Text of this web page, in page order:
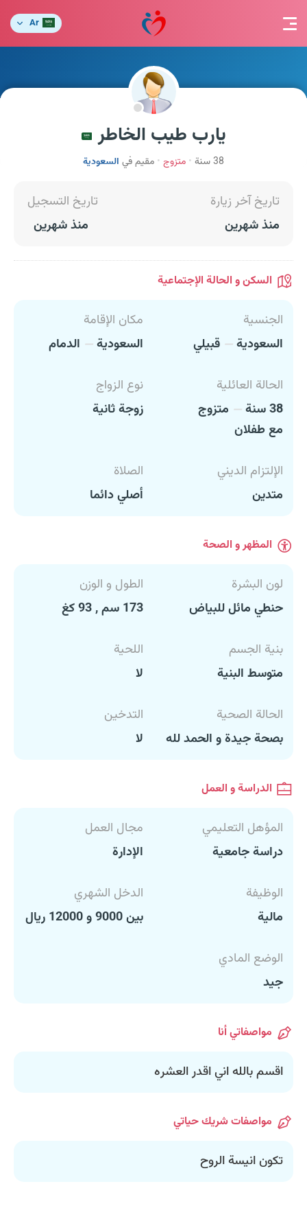
Ar
يارب طيب الخاطر
38 سنة متزوج مقيم في السعودية
تاريخ آخر زيارة
منذ شهرين
تاريخ التسجيل
منذ شهرين
السكن و الحالة الإجتماعية
الجنسية
السعودية
قبيلي
مكان الإقامة
السعودية
الدمام
الحالة العائلية
38 سنة
متزوج
مع طفلان
نوع الزواج
زوجة ثانية
الإلتزام الديني
متدين
الصلاة
أصلي دائما
المظهر و الصحة
لون البشرة
حنطي مائل للبياض
الطول و الوزن
173 سم , 93 كغ
بنية الجسم
متوسط البنية
اللحية
لا
الحالة الصحية
بصحة جيدة و الحمد لله
التدخين
لا
الدراسة و العمل
المؤهل التعليمي
دراسة جامعية
مجال العمل
الإدارة
الوظيفة
مالية
الدخل الشهري
بين 9000 و 12000 ريال
الوضع المادي
جيد
مواصفاتي أنا
اقسم بالله اني اقدر العشره
مواصفات شريك حياتي
تكون انيسة الروح